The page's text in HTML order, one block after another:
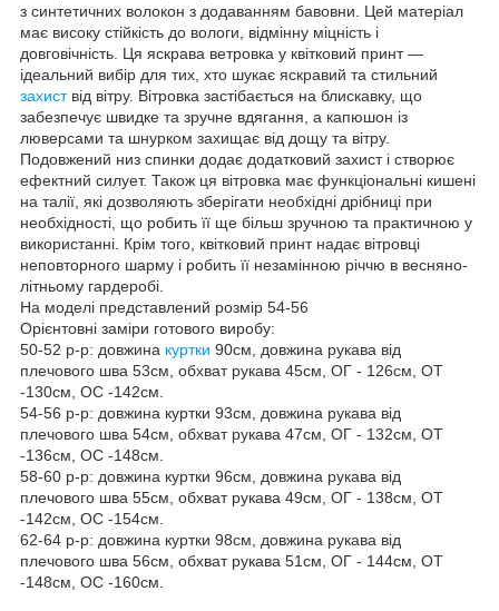
з синтетичних волокон з додаванням бавовни. Цей матеріал
має високу стійкість до вологи, відмінну міцність і
довговічність. Ця яскрава ветровка у квітковий принт —
ідеальний вибір для тих, хто шукає яскравий та стильний
захиствід вітру. Вітровка застібається на блискавку, що
забезпечує швидке та зручне вдягання, а капюшон із
люверсами та шнурком захищає від дощу та вітру.
Подовжений низ спинки додає додатковий захист і створює
ефектний силует. Також ця вітровка має функціональні кишені
на талії, які дозволяють зберігати необхідні дрібниці при
необхідності, що робить її ще більш зручною та практичною у
використанні. Крім того, квітковий принт надає вітровці
неповторного шарму і робить її незамінною річчю в весняно-
літньому гардеробі.
На моделі представлений розмір 54-56
Орієнтовні заміри готового виробу:
50-52 р-р: довжина куртки 90см, довжина рукава від
плечового шва 53см, обхват рукава 45см, ОГ - 126см, ОТ
-130см, OC -142см.
54-56 р-р: довжина куртки 93см, довжина рукава від
плечового шва 54см, обхват рукава 47см, ОГ - 132см, ОТ
-136см, OC -148см.
58-60 р-р: довжина куртки 96см, довжина рукава від
плечового шва 55см, обхват рукава 49см, ОГ - 138см, ОТ
-142см, OC -154см.
62-64 р-р: довжина куртки 98см, довжина рукава від
плечового шва 56см, обхват рукава 51см, ОГ - 144см, ОТ
-148см, OC -160см.